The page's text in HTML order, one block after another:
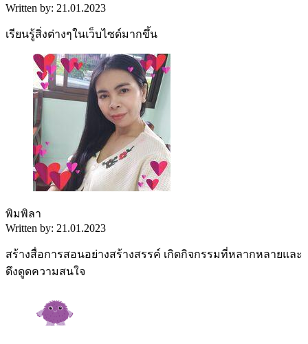
Written by: 21.01.2023
เรียนรู้สิ่งต่างๆในเว็บไซด์มากขึ้น
พิมพิลา
Written by: 21.01.2023
สร้างสื่อการสอนอย่างสร้างสรรค์ เกิดกิจกรรมที่หลากหลายและ
ดึงดูดความสนใจ